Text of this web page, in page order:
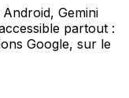
Gemini
partout :
Google, sur le